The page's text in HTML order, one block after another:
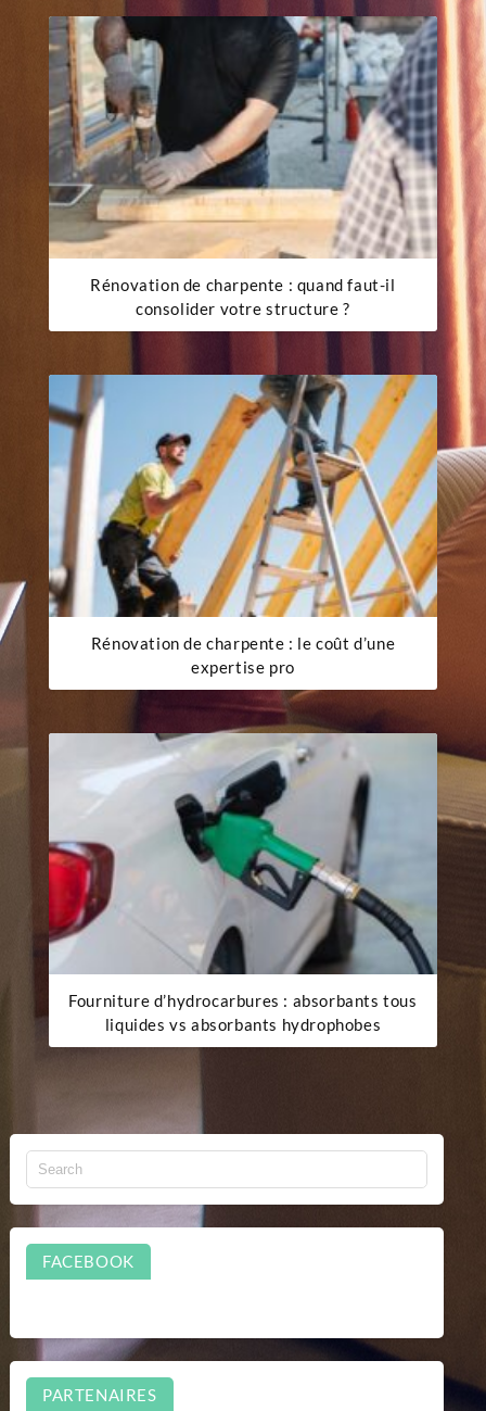
Rénovation de charpente : quand faut-il
consolider votre structure ?
Rénovation de charpente : le coût d’une
expertise pro
Fourniture d’hydrocarbures : absorbants tous
liquides vs absorbants hydrophobes
FACEBOOK
PARTENAIRES